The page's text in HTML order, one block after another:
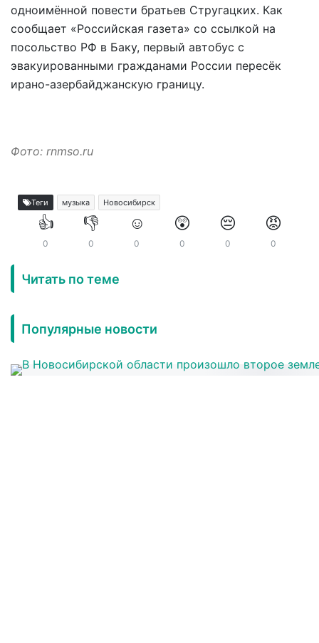
одноимённой повести братьев Стругацких. Как
сообщает «Российская газета» со ссылкой на
посольство РФ в Баку, первый автобус с
эвакуированными гражданами России пересёк
ирано-азербайджанскую границу.
Фото: rnmso.ru
Теги музыка Новосибирск
👍
0
👎
0
☺️
0
😲
0
😔
0
😡
0
Читать по теме
Популярные новости